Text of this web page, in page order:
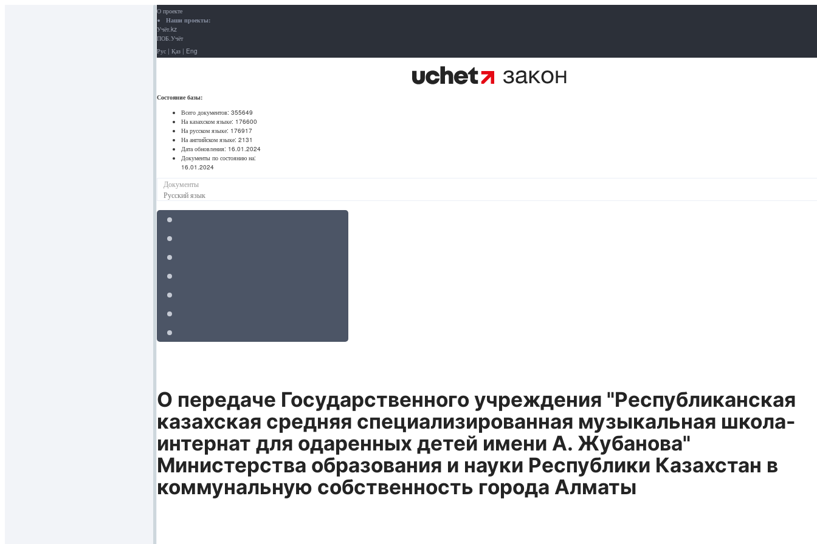
О проекте
Наши проекты:
Учёт.kz
ПОБ.Учёт
Рус | Қаз | Eng
Состояние базы:
Всего документов: 355649
На казахском языке: 176600
На русском языке: 176917
На английском языке: 2131
Дата обновления: 16.01.2024
Документы по состоянию на:
16.01.2024
Документы
Русский язык
О передаче Государственного учреждения "Республиканская
казахская средняя специализированная музыкальная школа-
интернат для одаренных детей имени А. Жубанова"
Министерства образования и науки Республики Казахстан в
коммунальную собственность города Алматы